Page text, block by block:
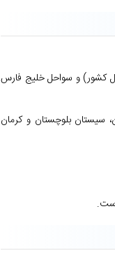
کشور) و سواحل خلیج فارس
سیستان بلوچستان و کرمان